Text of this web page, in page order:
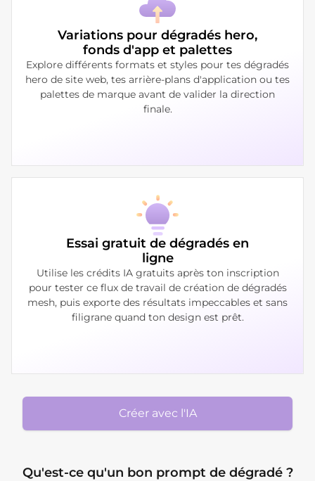
Variations pour dégradés hero,
fonds d'app et palettes
Explore différents formats et styles pour tes dégradés
hero de site web, tes arrière-plans d'application ou tes
palettes de marque avant de valider la direction
finale.
Essai gratuit de dégradés en
ligne
Utilise les crédits IA gratuits après ton inscription
pour tester ce flux de travail de création de dégradés
mesh, puis exporte des résultats impeccables et sans
filigrane quand ton design est prêt.
Créer avec l'IA
Qu'est-ce qu'un bon prompt de dégradé ?